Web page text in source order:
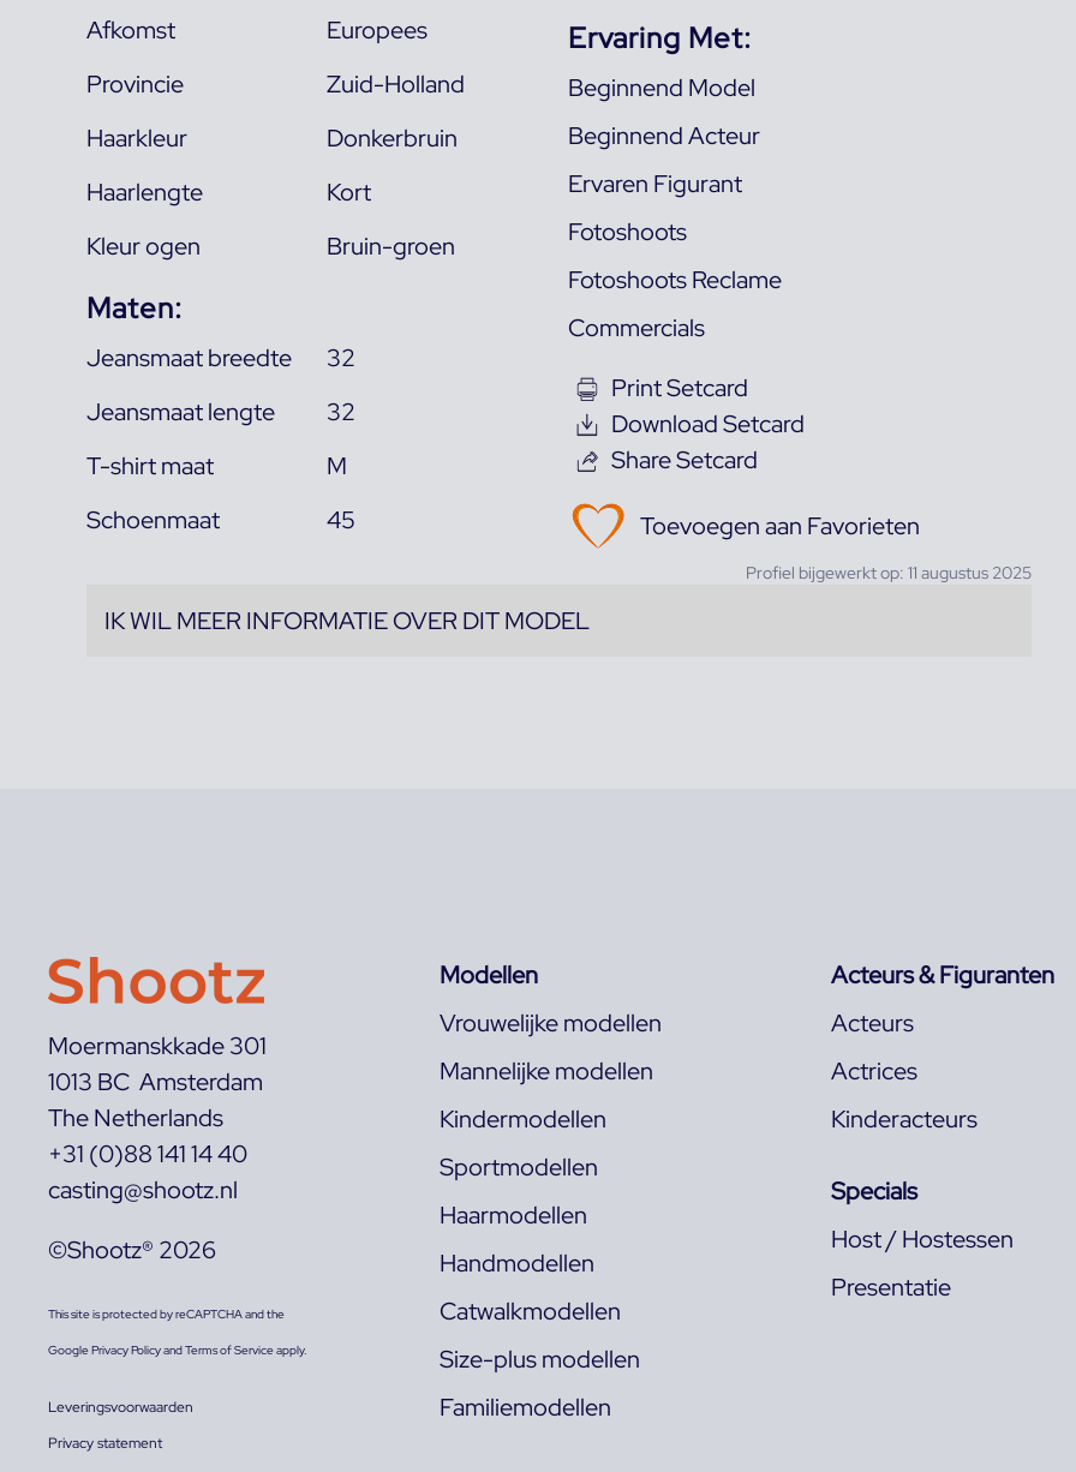
Afkomst
Europees
Provincie
Zuid-Holland
Haarkleur
Donkerbruin
Haarlengte
Kort
Kleur ogen
Bruin-groen
Maten:
Jeansmaat breedte
32
Jeansmaat lengte
32
T-shirt maat
M
Schoenmaat
45
Ervaring Met:
Beginnend Model
Beginnend Acteur
Ervaren Figurant
Fotoshoots
Fotoshoots Reclame
Commercials
Print Setcard
Download Setcard
Share Setcard
Toevoegen aan Favorieten
Profiel bijgewerkt op: 11 augustus 2025
IK WIL MEER INFORMATIE OVER DIT MODEL
Moermanskkade 301
1013 BC Amsterdam
The Netherlands
+31 (0)88 141 14 40
casting@shootz.nl
©Shootz® 2026
This site is protected by reCAPTCHA and the
GooglePrivacy PolicyandTerms of Serviceapply.
Leveringsvoorwaarden
Privacy statement
Modellen
Vrouwelijke modellen
Mannelijke modellen
Kindermodellen
Sportmodellen
Haarmodellen
Handmodellen
Catwalkmodellen
Size-plus modellen
Familiemodellen
Acteurs & Figuranten
Acteurs
Actrices
Kinderacteurs
Specials
Host / Hostessen
Presentatie